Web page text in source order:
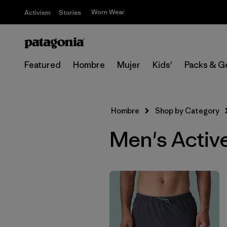
Activism Stories Worn Wear
Featured Hombre Mujer Kids' Packs &
Hombre Shop by Category
Men's